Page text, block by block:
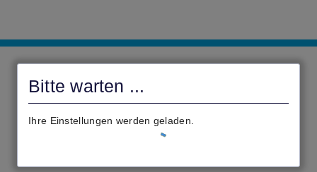
Bitte warten ...
Ihre Einstellungen werden geladen.